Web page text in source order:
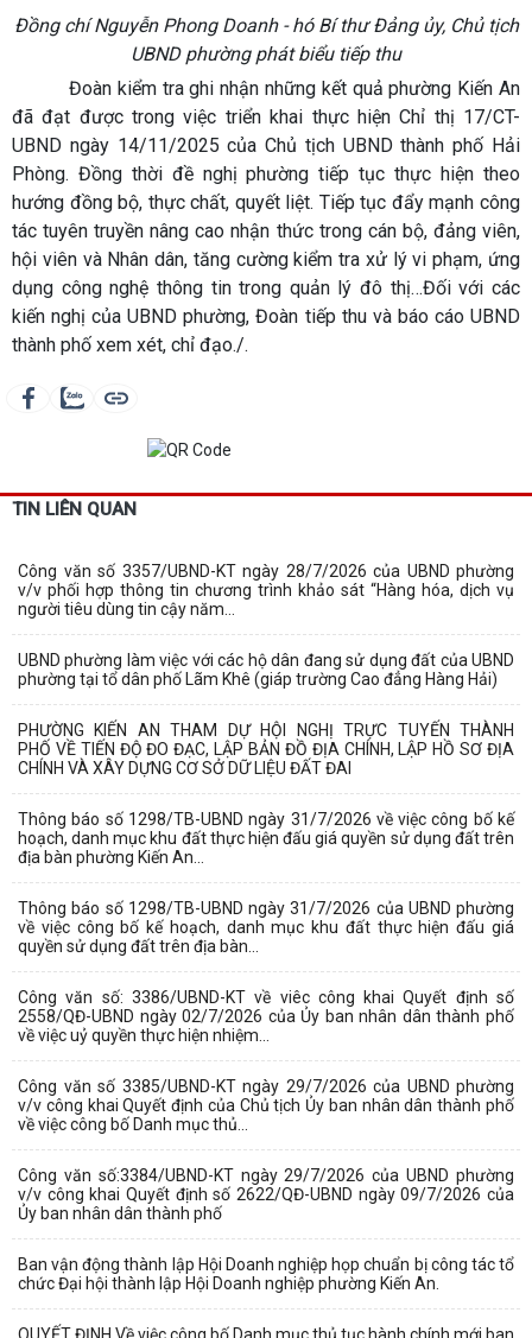
Đồng chí Nguyễn Phong Doanh - hó Bí thư Đảng ủy, Chủ tịch
UBND phường phát biểu tiếp thu
Đoàn kiểm tra ghi nhận những kết quả phường Kiến An
đã đạt được trong việc triển khai thực hiện Chỉ thị 17/CT-
UBND ngày 14/11/2025 của Chủ tịch UBND thành phố Hải
Phòng. Đồng thời đề nghị phường tiếp tục thực hiện theo
hướng đồng bộ, thực chất, quyết liệt. Tiếp tục đẩy mạnh công
tác tuyên truyền nâng cao nhận thức trong cán bộ, đảng viên,
hội viên và Nhân dân, tăng cường kiểm tra xử lý vi phạm, ứng
dụng công nghệ thông tin trong quản lý đô thị…Đối với các
kiến nghị của UBND phường, Đoàn tiếp thu và báo cáo UBND
thành phố xem xét, chỉ đạo./.
TIN LIÊN QUAN
Công văn số 3357/UBND-KT ngày 28/7/2026 của UBND phường
v/v phối hợp thông tin chương trình khảo sát “Hàng hóa, dịch vụ
người tiêu dùng tin cậy năm...
UBND phường làm việc với các hộ dân đang sử dụng đất của UBND
phường tại tổ dân phố Lãm Khê (giáp trường Cao đẳng Hàng Hải)
PHƯỜNG KIẾN AN THAM DỰ HỘI NGHỊ TRỰC TUYẾN THÀNH
PHỐ VỀ TIẾN ĐỘ ĐO ĐẠC, LẬP BẢN ĐỒ ĐỊA CHÍNH, LẬP HỒ SƠ ĐỊA
CHÍNH VÀ XÂY DỰNG CƠ SỞ DỮ LIỆU ĐẤT ĐAI
Thông báo số 1298/TB-UBND ngày 31/7/2026 về việc công bố kế
hoạch, danh mục khu đất thực hiện đấu giá quyền sử dụng đất trên
địa bàn phường Kiến An...
Thông báo số 1298/TB-UBND ngày 31/7/2026 của UBND phường
về việc công bố kế hoạch, danh mục khu đất thực hiện đấu giá
quyền sử dụng đất trên địa bàn...
Công văn số: 3386/UBND-KT về viêc công khai Quyết định số
2558/QĐ-UBND ngày 02/7/2026 của Ủy ban nhân dân thành phố
về việc uỷ quyền thực hiện nhiệm...
Công văn số 3385/UBND-KT ngày 29/7/2026 của UBND phường
v/v công khai Quyết định của Chủ tịch Ủy ban nhân dân thành phố
về việc công bố Danh mục thủ...
Công văn số:3384/UBND-KT ngày 29/7/2026 của UBND phường
v/v công khai Quyết định số 2622/QĐ-UBND ngày 09/7/2026 của
Ủy ban nhân dân thành phố
Ban vận động thành lập Hội Doanh nghiệp họp chuẩn bị công tác tổ
chức Đại hội thành lập Hội Doanh nghiệp phường Kiến An.
QUYẾT ĐỊNH Về việc công bố Danh mục thủ tục hành chính mới ban